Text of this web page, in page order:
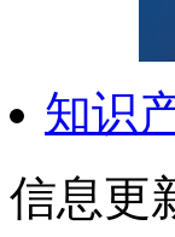
知识
信息更